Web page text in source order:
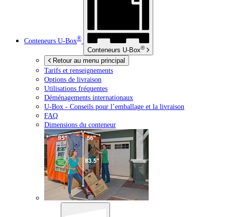
Conteneurs U-Box®
Conteneurs U-Box®
Retour au menu principal
Tarifs et renseignements
Options de livraison
Utilisations fréquentes
Déménagements internationaux
U-Box - Conseils pour l’emballage et la livraison
FAQ
Dimensions du conteneur